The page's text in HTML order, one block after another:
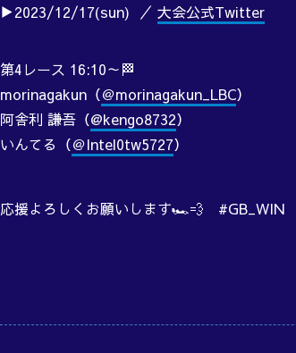
▶2023/12/17(sun) ／ 大会公式Twitter
第4レース 16:10～🏁
morinagakun（＠morinagakun_LBC）
阿舎利 謙吾（@kengo8732）
いんてる（＠Intel0tw5727）
応援よろしくお願いします🏎️💨 #GB_WIN